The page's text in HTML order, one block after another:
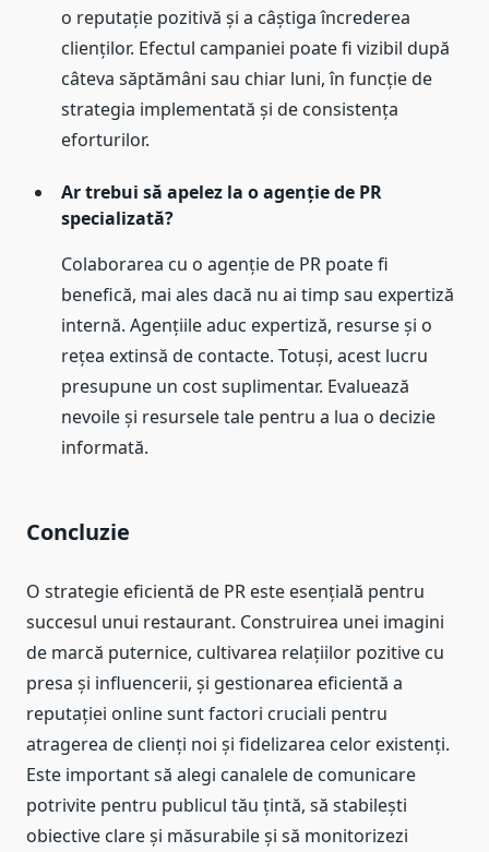
o reputație pozitivă și a câștiga încrederea
clienților. Efectul campaniei poate fi vizibil după
câteva săptămâni sau chiar luni, în funcție de
strategia implementată și de consistența
eforturilor.
Ar trebui să apelez la o agenție de PR
specializată?
Colaborarea cu o agenție de PR poate fi
benefică, mai ales dacă nu ai timp sau expertiză
internă. Agențiile aduc expertiză, resurse și o
rețea extinsă de contacte. Totuși, acest lucru
presupune un cost suplimentar. Evaluează
nevoile și resursele tale pentru a lua o decizie
informată.
Concluzie
O strategie eficientă de PR este esențială pentru
succesul unui restaurant. Construirea unei imagini
de marcă puternice, cultivarea relațiilor pozitive cu
presa și influencerii, și gestionarea eficientă a
reputației online sunt factori cruciali pentru
atragerea de clienți noi și fidelizarea celor existenți.
Este important să alegi canalele de comunicare
potrivite pentru publicul tău țintă, să stabilești
obiective clare și măsurabile și să monitorizezi